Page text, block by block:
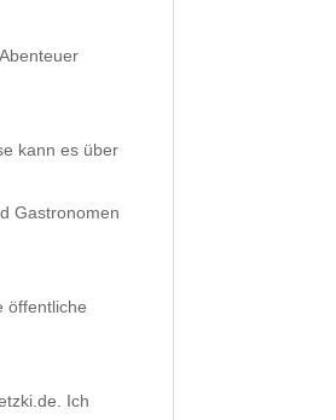
kann es über
Gastronomen
öffentliche
Ich